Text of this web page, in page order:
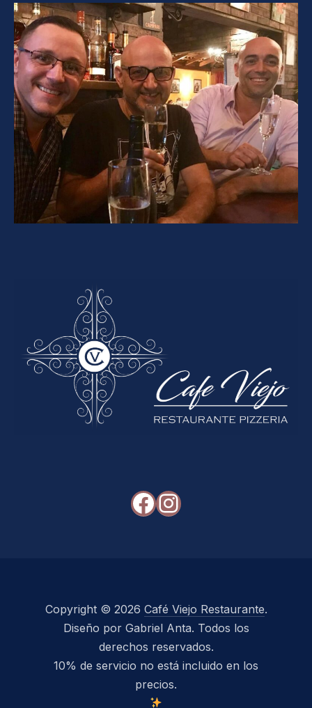
Facebook
Instagram
Copyright © 2026 Café Viejo Restaurante.
Diseño por Gabriel Anta. Todos los
derechos reservados.
10% de servicio no está incluido en los
precios.